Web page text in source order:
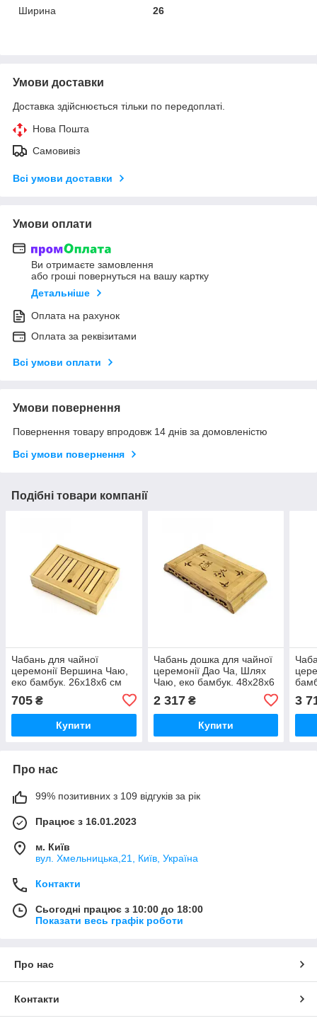
Ширина
26
Умови доставки
Доставка здійснюється тільки по передоплаті.
Нова Пошта
Самовивіз
Всі умови доставки
Умови оплати
Ви отримаєте замовлення
або гроші повернуться на вашу картку
Детальніше
Оплата на рахунок
Оплата за реквізитами
Всі умови оплати
Умови повернення
Повернення товару впродовж 14 днів за домовленістю
Всі умови повернення
Подібні товари компанії
Чабань для чайної
церемонії Вершина Чаю,
еко бамбук. 26х18х6 см
705 ₴
Купити
Чабань дошка для чайної
церемонії Дао Ча, Шлях
Чаю, еко бамбук. 48х28х6
2 317₴
Купити
3
Про нас
99% позитивних з 109 відгуків за рік
Працює з 16.01.2023
м. Київ
вул. Хмельницька,21, Київ, Україна
Контакти
Сьогодні працює з 10:00 до 18:00
Показати весь графік роботи
Про нас
Контакти